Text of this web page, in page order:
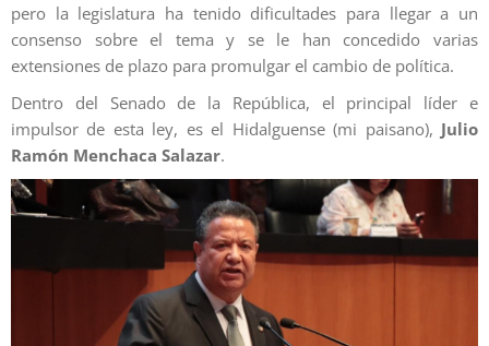
pero la legislatura ha tenido dificultades para llegar a un
consenso sobre el tema y se le han concedido varias
extensiones de plazo para promulgar el cambio de política.
Dentro del Senado de la República, el principal líder e
impulsor de esta ley, es el Hidalguense (mi paisano), Julio
Ramón Menchaca Salazar.